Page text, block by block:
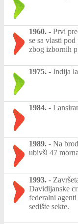
1960. - Prvi
se sa vlasti
zbog izbornih
1975. - Indija
1984. -
1989. - Na
ubivši 47
1993. -
Davidijanske
federalni
sedište sekte.